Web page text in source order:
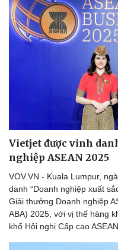
Dinh dưỡng - món ngon
Vietjet được vinh
nghiệp ASEAN 2025
VOV.VN - Kuala Lumpur,
danh “Doanh nghiệp xuất
Giải thưởng Doanh nghiệp
ABA) 2025, với vị thế hàng
khổ Hội nghị Cấp cao